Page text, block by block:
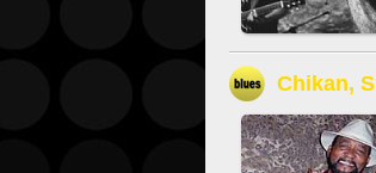
Chikan,